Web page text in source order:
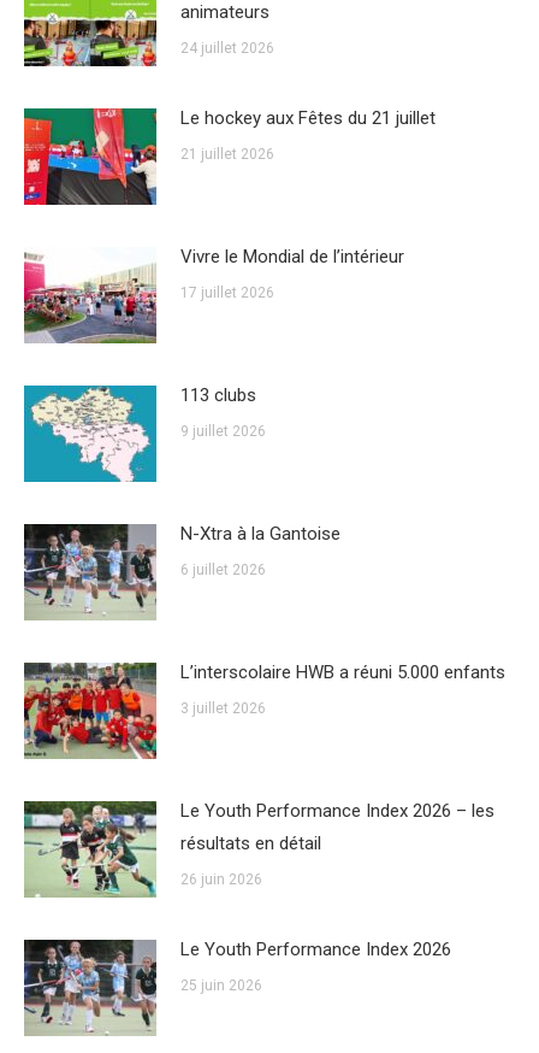
animateurs
24 juillet 2026
Le hockey aux Fêtes du 21 juillet
21 juillet 2026
Vivre le Mondial de l’intérieur
17 juillet 2026
113 clubs
9 juillet 2026
N-Xtra à la Gantoise
6 juillet 2026
L’interscolaire HWB a réuni 5.000 enfants
3 juillet 2026
Le Youth Performance Index 2026 – les
résultats en détail
26 juin 2026
Le Youth Performance Index 2026
25 juin 2026